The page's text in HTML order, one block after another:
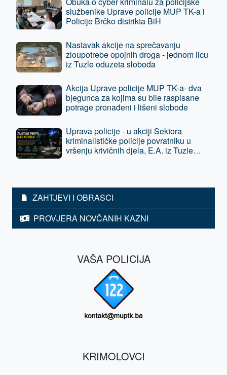
službenike Uprave policije MUP TK-a i
Policije Brčko distrikta BiH
Nastavak akcije na sprečavanju
zloupotrebe opojnih droga - jednom licu
iz Tuzle oduzeta sloboda
Akcija Uprave policije MUP TK-a- dva
bjegunca za kojima su bile raspisane
potrage pronađeni i lišeni slobode
Uprava policije - u akciji Sektora
kriminalističke policije povratniku u
vršenju krivičnih djela, E.A. iz Tuzle
ZAHTJEVI I OBRASCI
PROVJERA NOVČANIH KAZNI
VAŠA POLICIJA
KRIMOLOVCI